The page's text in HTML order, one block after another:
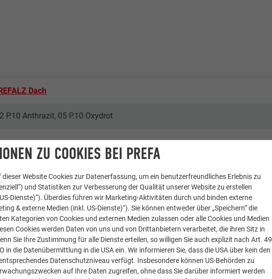
Dach
P.10 Anthrazit, 05 P.10 Oxydrot
& Wir
ZU COOKIES BEI PREFA
Website Cookies zur Datenerfassung, um ein benutzerfreundliches Erlebnis zu
und Statistiken zur Verbesserung der Qualität unserer Website zu erstellen
Dienste)“). Überdies führen wir Marketing-Aktivitäten durch und binden externe
& externe Medien (inkl. US-Dienste)“). Sie können entweder über „Speichern“ die
Kategorien von Cookies und externen Medien zulassen oder alle Cookies und Medien
Cookies werden Daten von uns und von Drittanbietern verarbeitet, die ihren Sitz in
Sie Ihre Zustimmung für alle Dienste erteilen, so willigen Sie auch explizit nach Art. 49
in die Datenübermittlung in die USA ein. Wir informieren Sie, dass die USA über kein den
Datenschutzniveau verfügt. Insbesondere können US-Behörden zu
auf Ihre Daten zugreifen, ohne dass Sie darüber informiert werden